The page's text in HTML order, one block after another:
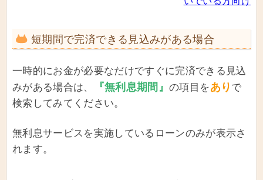
短期間で完済できる見込みがある場合
一時的にお金が必要なだけですぐに完済できる見込
みがある場合は、
『無利息期間』の項目をあり で
検索してみてください。
無利息サービスを実施しているローンのみが表示さ
れます。